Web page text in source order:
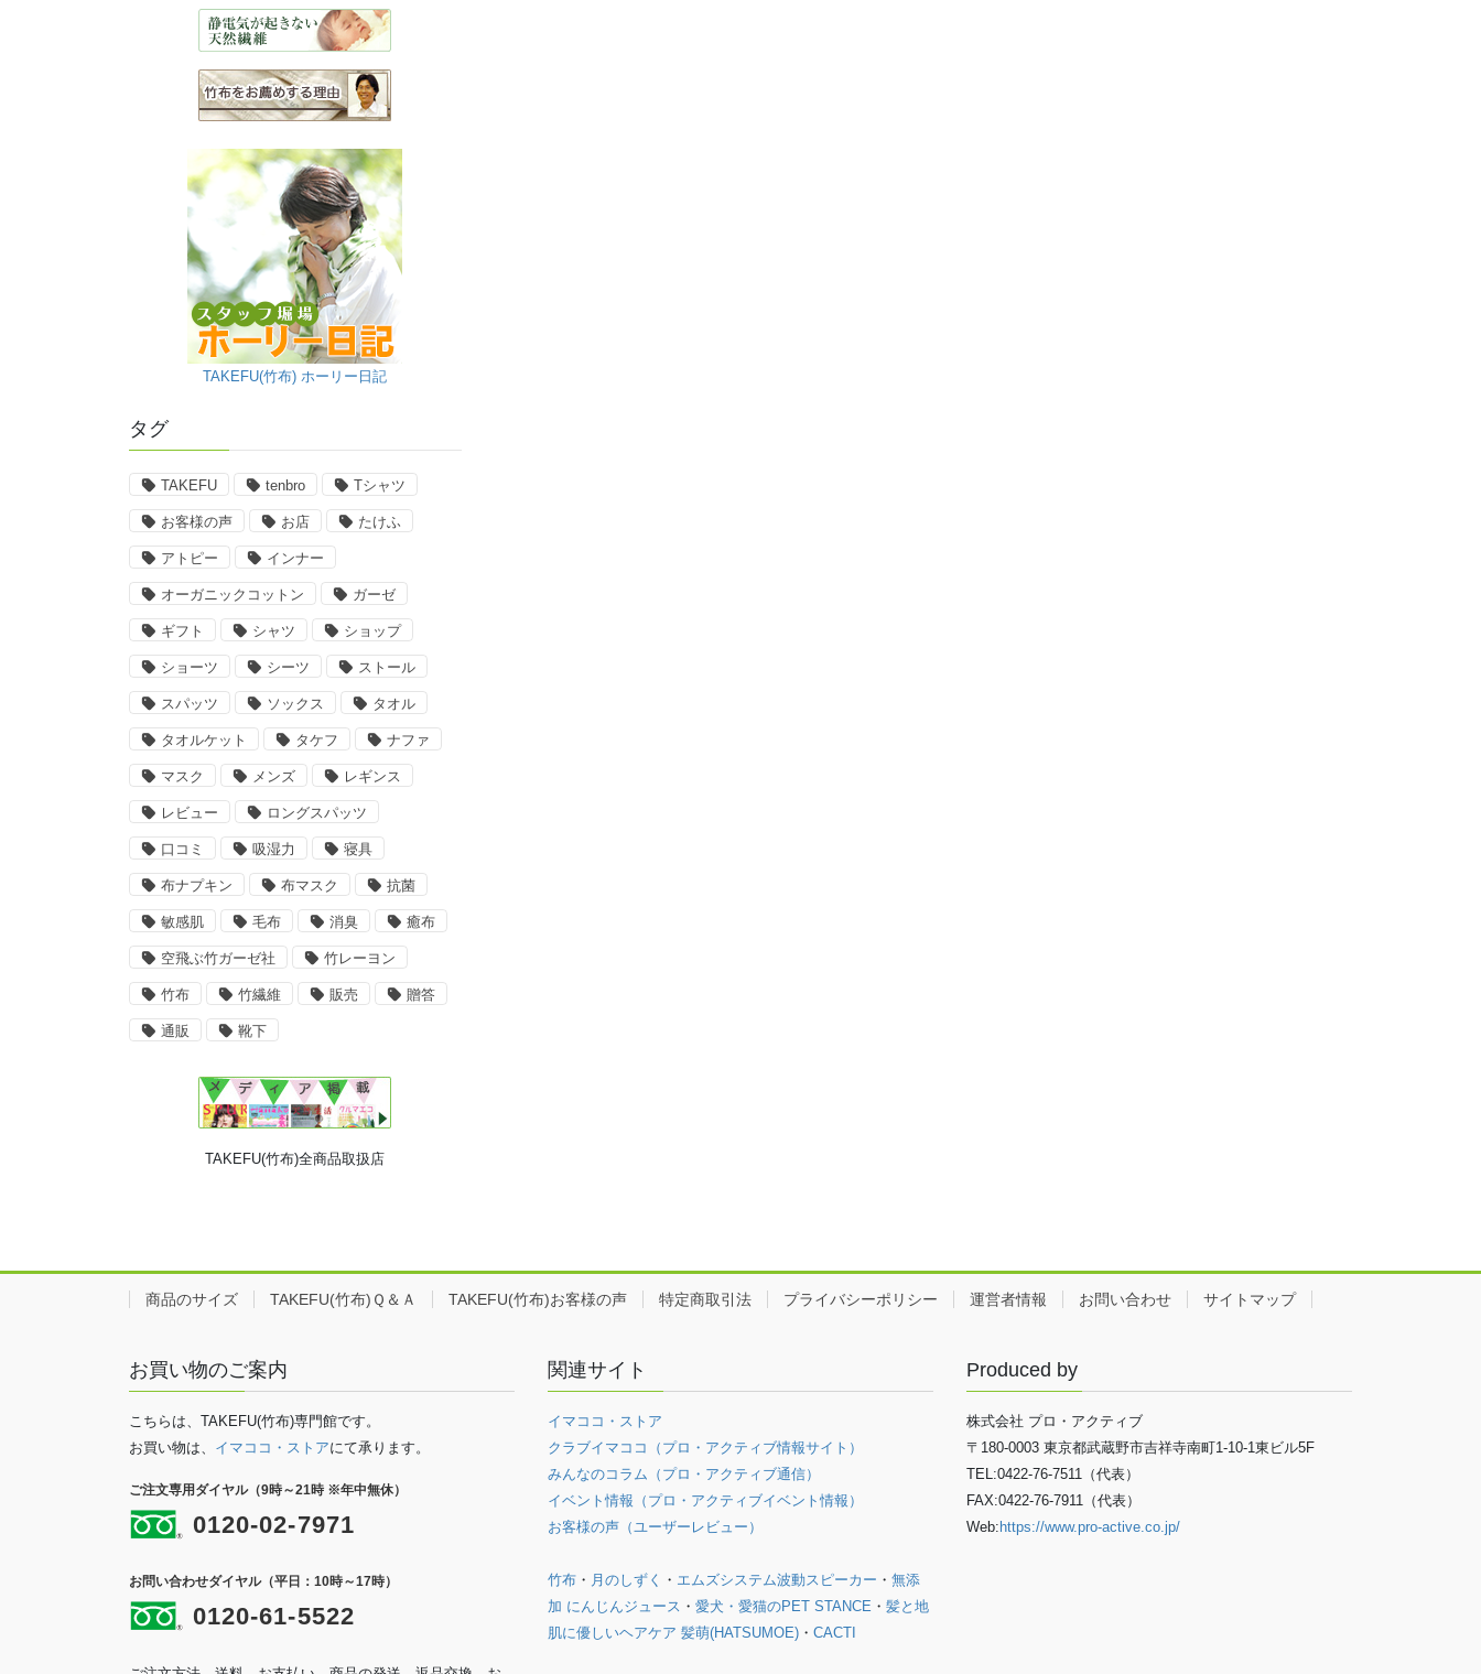
TAKEFU(竹布) ホーリー日記
タグ
TAKEFU tenbro Tシャツ
お客様の声 お店 たけふ
アトピー インナー
オーガニックコットン ガーゼ
ギフト シャツ ショップ
ショーツ シーツ ストール
スパッツ ソックス タオル
タオルケット タケフ ナファ
マスク メンズ レギンス
レビュー ロングスパッツ
口コミ 吸湿力 寝具
布ナプキン 布マスク 抗菌
敏感肌 毛布 消臭 癒布
空飛ぶ竹ガーゼ社 竹レーヨン
竹布 竹繊維 販売 贈答
通販 靴下
TAKEFU(竹布)全商品取扱店
商品のサイズ TAKEFU(竹布)Ｑ＆Ａ TAKEFU(竹布)お客様の声 特定商取引法 プライバシーポリシー 運営者情報 お問い合わせ サイトマップ
お買い物のご案内
こちらは、TAKEFU(竹布)専門館です。
お買い物は、 イマココ・ストアにて承ります。
ご注文専用ダイヤル（9時～21時 ※年中無休）
0120-02-7971
お問い合わせダイヤル（平日：10時～17時）
0120-61-5522
関連サイト
イマココ・ストア
クラブイマココ（プロ・アクティブ情報サイト）
みんなのコラム（プロ・アクティブ通信）
イベント情報（プロ・アクティブイベント情報）
お客様の声（ユーザーレビュー）
竹布 ・ 月のしずく ・ エムズシステム波動スピーカー ・ 無添
加 にんじんジュース ・ 愛犬・愛猫のPET STANCE ・ 髪と地
肌に優しいヘアケア 髪萌(HATSUMOE) ・ CACTI
Produced by
株式会社 プロ・アクティブ
〒180-0003 東京都武蔵野市吉祥寺南町1-10-1東ビル5F
TEL:0422-76-7511（代表）
FAX:0422-76-7911（代表）
Web:https://www.pro-active.co.jp/